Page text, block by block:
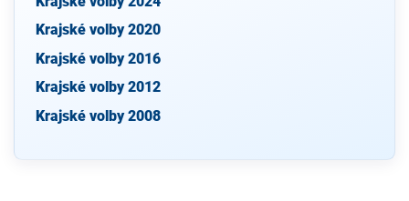
Krajské volby 2020
Krajské volby 2016
Krajské volby 2012
Krajské volby 2008